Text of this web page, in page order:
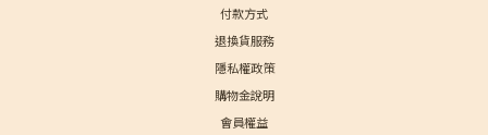
付款方式
退換貨服務
隱私權政策
購物金說明
會員權益